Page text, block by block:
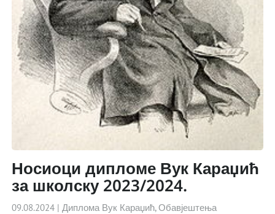
Носиоци дипломе Вук Караџић
за школску 2023/2024.
09.08.2024| Диплома Вук Караџић,Обавјештења